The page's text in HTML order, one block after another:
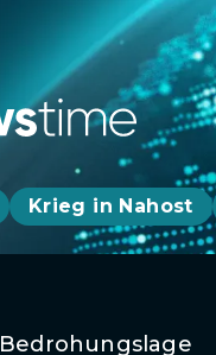
Krieg in Nahost
Bedrohungslage